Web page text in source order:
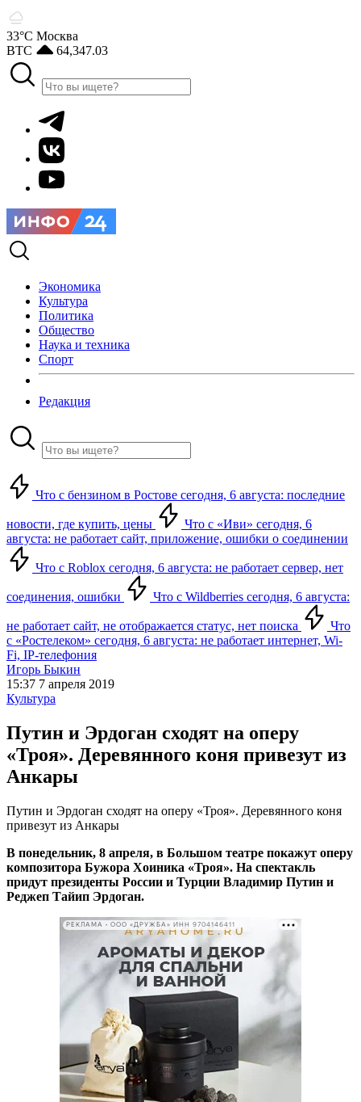
33°С Москва
BTC
64,347.03
Экономика
Культура
Политика
Общество
Наука и техника
Спорт
Редакция
Что с бензином в Ростове сегодня, 6 августа: последние
новости, где купить, цены
Что с «Иви» сегодня, 6
августа: не работает сайт, приложение, ошибки о соединении
Что с Roblox сегодня, 6 августа: не работает сервер, нет
соединения, ошибки Что с Wildberries сегодня, 6 августа:
не работает сайт, не отображается статус, нет поиска
Что
с «Ростелеком» сегодня, 6 августа: не работает интернет, Wi-
Fi, IP-телефония
Игорь Быкин
15:37 7 апреля 2019
Культура
Путин и Эрдоган сходят на оперу
«Троя». Деревянного коня привезут из
Анкары
Путин и Эрдоган сходят на оперу «Троя». Деревянного коня
привезут из Анкары
В понедельник, 8 апреля, в Большом театре покажут оперу
композитора Бужора Хоиника «Троя». На спектакль
придут президенты России и Турции Владимир Путин и
Реджеп Тайип Эрдоган.
РЕКЛАМА • ООО «ДРУЖБА» ИНН 9704146411